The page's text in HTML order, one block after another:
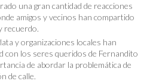
una gran cantidad de reacciones
amigos y vecinos han compartido
recuerdo.
y organizaciones locales han
con los seres queridos de Fernandito
de abordar la problemática de
de calle.